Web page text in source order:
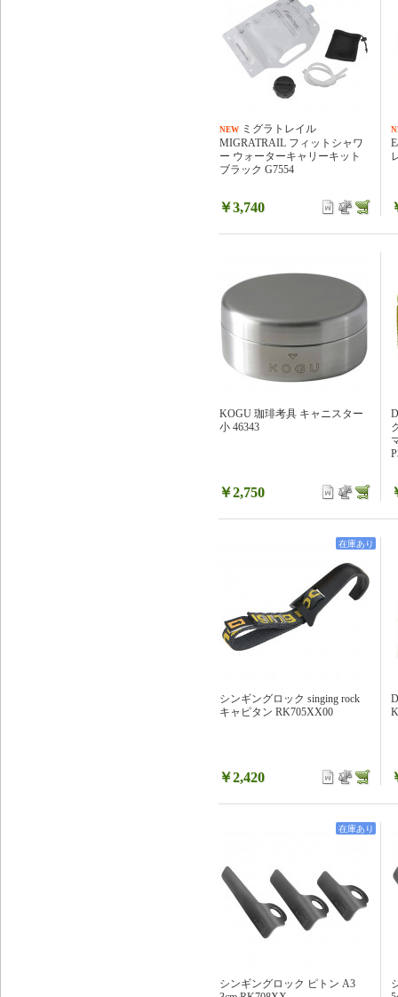
NEW ミグラトレイル
MIGRATRAIL フィットシャワ
ー ウォーターキャリーキット
ブラック G7554
￥3,740
KOGU 珈琲考具 キャニスター
小 46343
￥2,750
シンギングロック singing rock
キャピタン RK705XX00
￥2,420
在庫あり
シンギングロック ピトン A3
在庫あり